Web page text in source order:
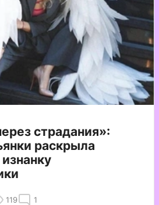
страдания»:
раскрыла
119 1